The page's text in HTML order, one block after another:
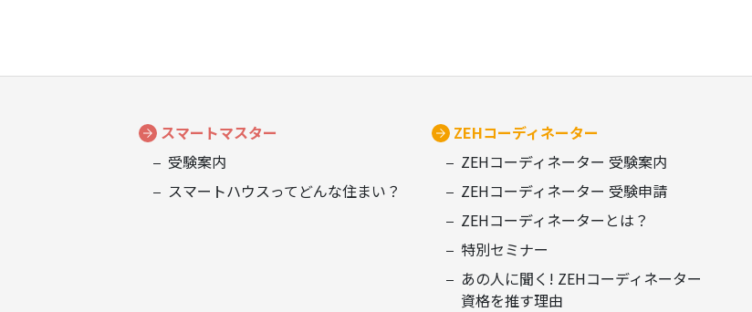
スマートマスター
受験案内
スマートハウスってどんな住まい？
ZEHコーディネーター
ZEHコーディネーター 受験案内
ZEHコーディネーター 受験申請
ZEHコーディネーターとは？
特別セミナー
あの人に聞く! ZEHコーディネーター
資格を推す理由